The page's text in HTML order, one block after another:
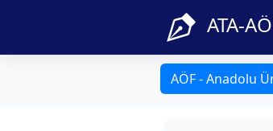
ATA-
AÖF - Anadolu